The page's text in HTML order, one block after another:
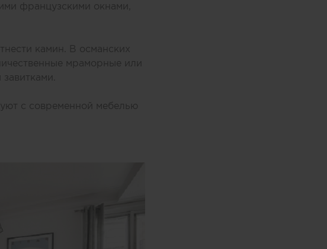
французскими окнами,
камин. В османских
мраморные или
с современной мебелью